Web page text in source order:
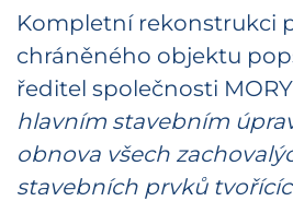
Kompletní rekonstrukci
chráněného objektu
ředitel společnosti
hlavním stavebním
obnova všech
stavebních prvků